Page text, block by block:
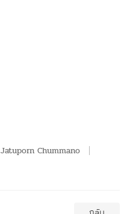
Jatuporn Chummano